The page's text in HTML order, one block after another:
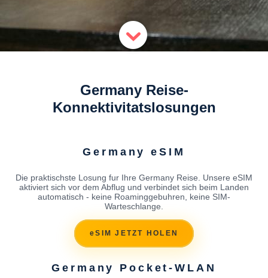
Germany Reise-
Konnektivitatslosungen
Germany eSIM
Die praktischste Losung fur Ihre Germany Reise. Unsere eSIM
aktiviert sich vor dem Abflug und verbindet sich beim Landen
automatisch - keine Roaminggebuhren, keine SIM-
Warteschlange.
eSIM JETZT HOLEN
Germany Pocket-WLAN